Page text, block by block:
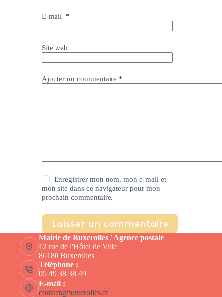
E-mail *
Site web
Ajouter un commentaire *
Enregistrer mon nom, mon e-mail et
mon site dans ce navigateur pour mon
prochain commentaire.
Laisser un commentaire
Mairie de Buxerolles / Agence postale
12 rue de l'Hôtel de Ville
86180 Buxerolles
Téléphone :
05 49 38 38 49
E-mail :
contact@buxerolles.fr